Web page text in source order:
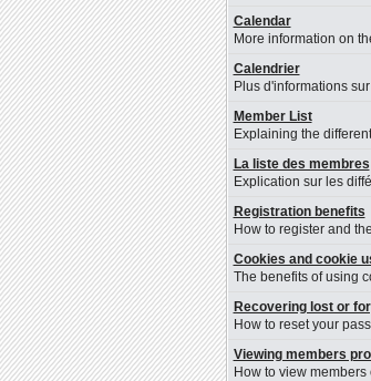
Calendar
More information on
Calendrier
Plus d'informations
Member List
Explaining the
La liste des membres
Explication sur les
Registration benefits
How to register and
Cookies and cookie
The benefits of using
Recovering lost or
How to reset your
Viewing members
How to view